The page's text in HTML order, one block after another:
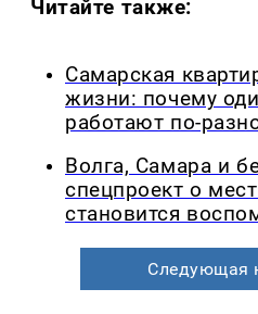
Читайте также:
Самарская
жизни: почему
работают по-
Волга, Самара и
спецпроект о
становится
Следующая